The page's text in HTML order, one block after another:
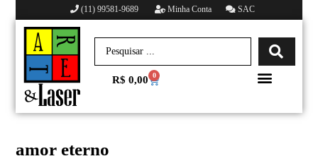
(11) 99581-9689 Minha Conta SAC
R$ 0,00 0
amor eterno